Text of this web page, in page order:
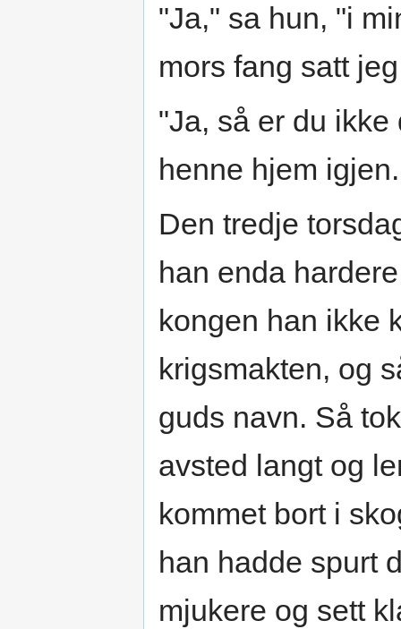
"Ja," sa hun, "i
mors fang satt
"Ja, så er du
henne hjem igjen.
Den tredje
han enda
kongen han ikke
krigsmakten, og
guds navn. Så
avsted langt og
kommet bort i
han hadde spurt
mjukere og sett